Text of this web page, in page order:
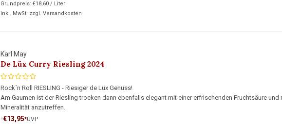
Grundpreis: €18,60 / Liter
Inkl. MwSt. zzgl. Versandkosten
Karl May
De Lüx Curry Riesling 2024
Rock´n Roll RIESLING - Riesiger de Lüx Genuss!
Am Gaumen ist der Riesling trocken dann ebenfalls elegant mit einer erfrischenden Fruchtsäure und
Mineralität anzutreffen.
*€13,95*UVP